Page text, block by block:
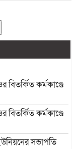
কর্মকাণ্ডে
কর্মকাণ্ডে
সভাপতি